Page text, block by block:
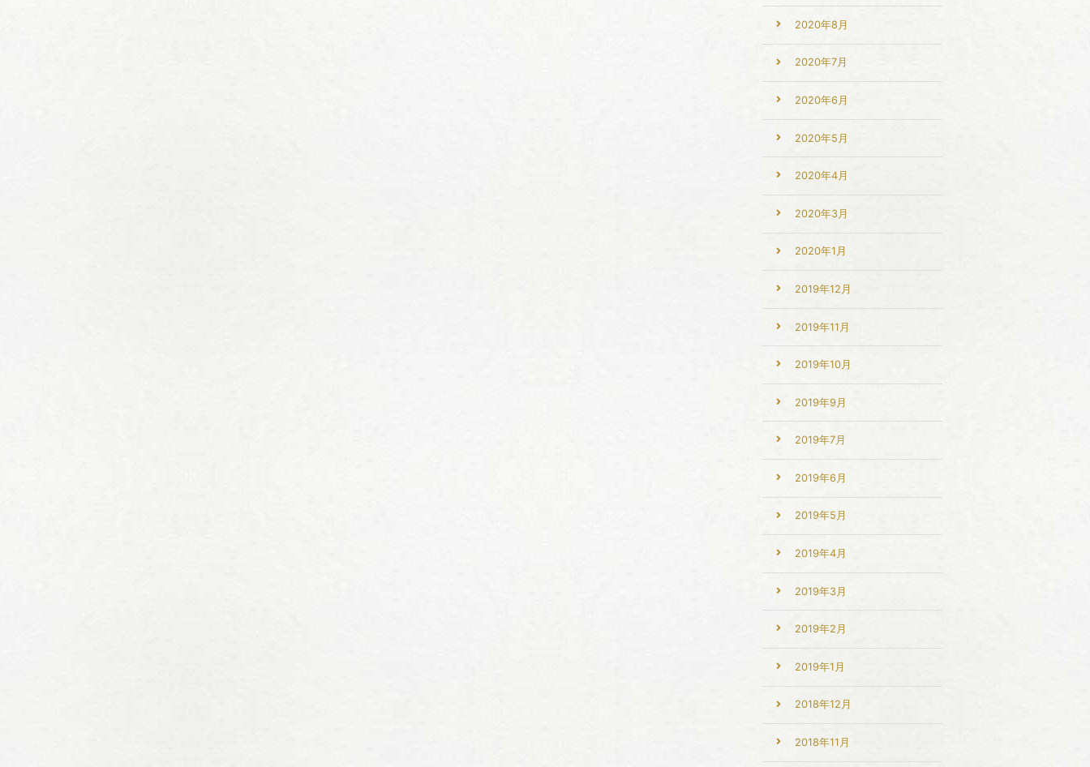
2020年8月
2020年7月
2020年6月
2020年5月
2020年4月
2020年3月
2020年1月
2019年12月
2019年11月
2019年10月
2019年9月
2019年7月
2019年6月
2019年5月
2019年4月
2019年3月
2019年2月
2019年1月
2018年12月
2018年11月